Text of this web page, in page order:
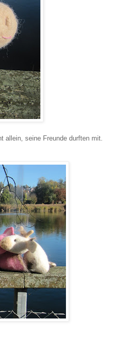
allein, seine Freunde durften mit.